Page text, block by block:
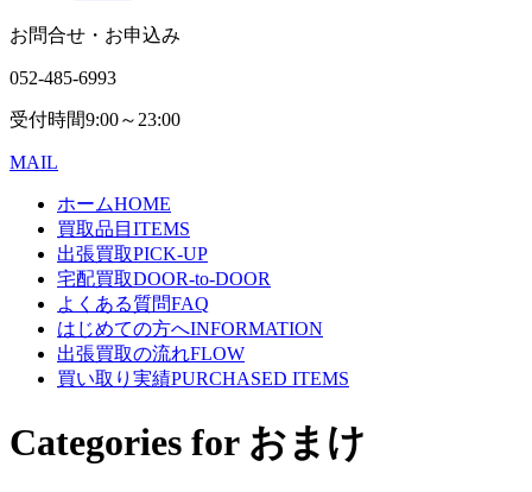
お問合せ・お申込み
052-485-6993
受付時間9:00～23:00
MAIL
ホームHOME
買取品目 ITEMS
出張買取PICK-UP
宅配買取DOOR-to-DOOR
よくある質問FAQ
はじめての方へINFORMATION
出張買取の流れFLOW
買い取り実績PURCHASED ITEMS
Categories for おまけ